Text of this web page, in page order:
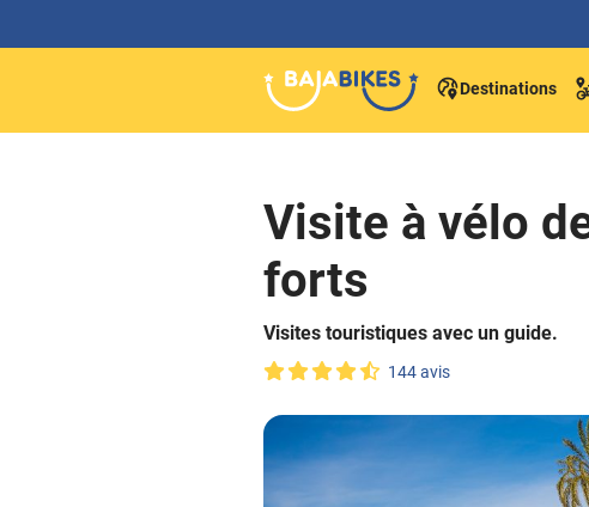
Destinations
Visite à vélo
forts
Visites touristiques avec un guide.
144 avis